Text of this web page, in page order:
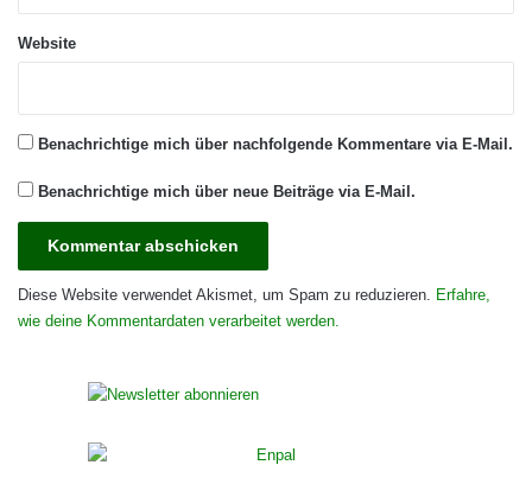
Website
Benachrichtige mich über nachfolgende Kommentare via E-Mail.
Benachrichtige mich über neue Beiträge via E-Mail.
Diese Website verwendet Akismet, um Spam zu reduzieren. Erfahre,
wie deine Kommentardaten verarbeitet werden.